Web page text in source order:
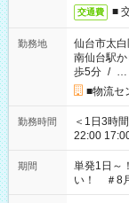
交通費 ■
勤務地
仙台市太白
南仙台駅
歩5分 / …
■物流セ
勤務時間
＜1日3時間～OK！＞ ▼ 例え
22:00 17:00～22:00 など
ださい！
期間
単発1日～
い！ ＃8